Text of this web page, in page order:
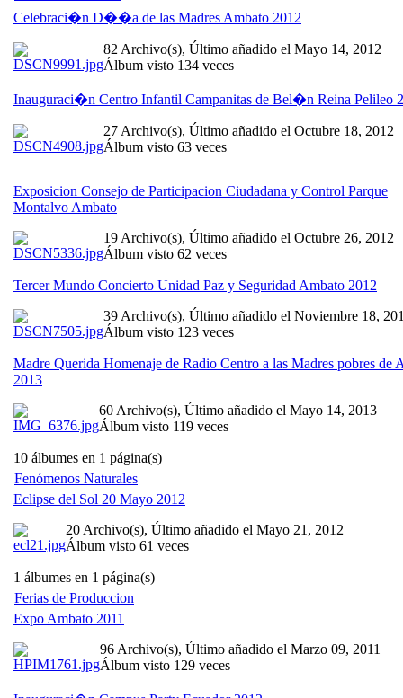
Celebraci�n D��a de las Madres Ambato 2012
82 Archivo(s), Último añadido el Mayo 14, 2012
Álbum visto 134 veces
Inauguraci�n Centro Infantil Campanitas de Bel�n Reina Pelileo
27 Archivo(s), Último añadido el Octubre 18, 2012
Álbum visto 63 veces
Exposicion Consejo de Participacion Ciudadana y Control Parque
Montalvo Ambato
19 Archivo(s), Último añadido el Octubre 26, 2012
Álbum visto 62 veces
Tercer Mundo Concierto Unidad Paz y Seguridad Ambato 2012
39 Archivo(s), Último añadido el Noviembre 18,
Álbum visto 123 veces
Madre Querida Homenaje de Radio Centro a las Madres pobres de
2013
60 Archivo(s), Último añadido el Mayo 14, 2013
Álbum visto 119 veces
10 álbumes en 1 página(s)
Fenómenos Naturales
Eclipse del Sol 20 Mayo 2012
20 Archivo(s), Último añadido el Mayo 21, 2012
Álbum visto 61 veces
1 álbumes en 1 página(s)
Ferias de Produccion
Expo Ambato 2011
96 Archivo(s), Último añadido el Marzo 09, 2011
Álbum visto 129 veces